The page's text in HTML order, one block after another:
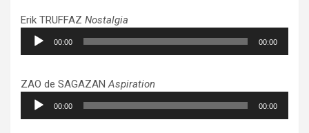
Erik TRUFFAZ Nostalgia
Lecteur
audio
00:00 00:00
ZAO de SAGAZANAspiration
Lecteur
audio
00:00 00:00